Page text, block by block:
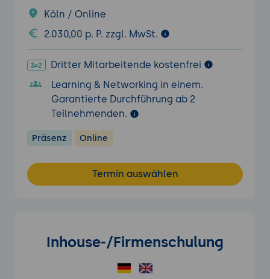
Köln / Online
2.030,00 p. P. zzgl. MwSt.
Dritter Mitarbeitende kostenfrei
Learning & Networking in einem.
Garantierte Durchführung ab 2
Teilnehmenden.
Präsenz Online
Termin auswählen
Inhouse-/Firmenschulung